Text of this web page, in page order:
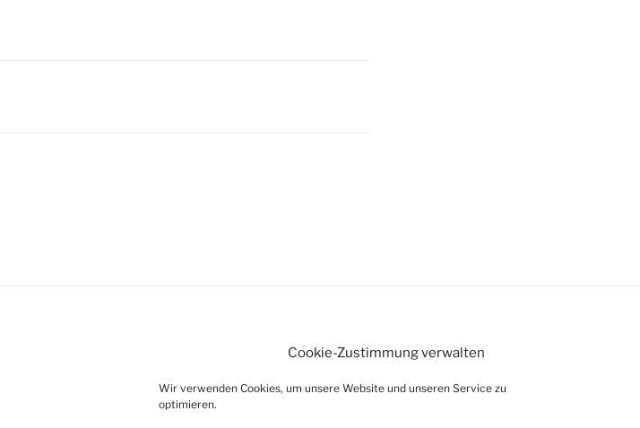
Cookie-Zustimmung verwalten
Wir verwenden Cookies, um unsere Website und unseren Service zu
optimieren.